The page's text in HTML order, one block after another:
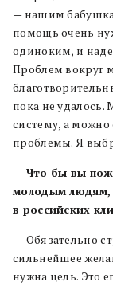
— нашим
помощь очень
одиноким, и
Проблем вокруг
пока не удалось.
систему, а
проблемы. Я
— Что бы вы
молодым людям,
в российских
— Обязательно
сильнейшее
нужна цель. Это